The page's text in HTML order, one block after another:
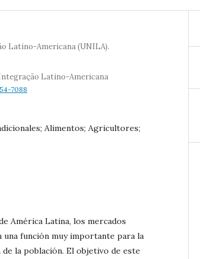
Latino-Americana (UNILA).
Latino-Americana
7088
Alimentos; Agricultores;
América Latina, los mercados
una función muy importante para la
la población. El objetivo de este